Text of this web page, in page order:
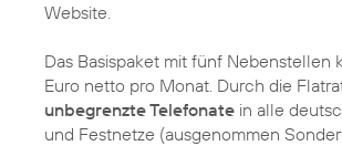
Website.
Das Basispaket mit fünf Nebenstellen
Euro netto pro Monat. Durch die
unbegrenzte Telefonate in alle
und Festnetze (ausgenommen